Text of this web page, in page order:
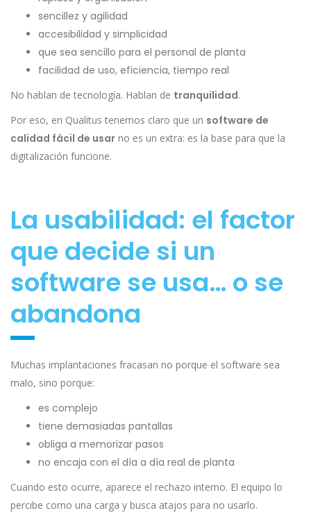
sencillez y agilidad
accesibilidad y simplicidad
que sea sencillo para el personal de planta
facilidad de uso, eficiencia, tiempo real
No hablan de tecnología. Hablan de tranquilidad.
Por eso, en Qualitus tenemos claro que un software de
calidad fácil de usar no es un extra: es la base para que la
digitalización funcione.
La usabilidad: el factor
que decide si un
software se usa… o se
abandona
Muchas implantaciones fracasan no porque el software sea
malo, sino porque:
es complejo
tiene demasiadas pantallas
obliga a memorizar pasos
no encaja con el día a día real de planta
Cuando esto ocurre, aparece el rechazo interno. El equipo lo
percibe como una carga y busca atajos para no usarlo.